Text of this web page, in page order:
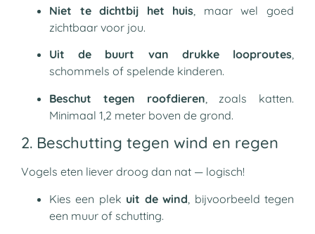
Niet te dichtbij het huis, maar wel goed
zichtbaar voor jou.
Uit de buurt van drukke looproutes,
schommels of spelende kinderen.
Beschut tegen roofdieren , zoals katten.
Minimaal 1,2 meter boven de grond.
2. Beschutting tegen wind en regen
Vogels eten liever droog dan nat — logisch!
Kies een plek uit de wind , bijvoorbeeld tegen
een muur of schutting.